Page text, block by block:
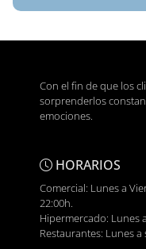
Con el fin de que los
sorprenderlos
emociones.
HORARIOS
Comercial: Lunes a
22:00h.
Hipermercado: Lunes
Restaurantes: Lunes a